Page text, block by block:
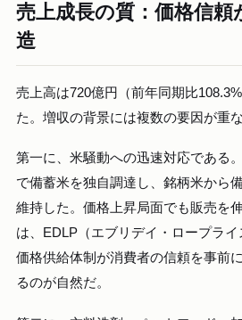
売上成長の質：価格信頼
造
売上高は720億円（前年同期比
た。増収の背景には複数の要因が重
第一に、米騒動への迅速対応である
で備蓄米を独自調達し、銘柄米から
維持した。価格上昇局面でも販売を
は、EDLP（エブリデイ・ロープラ
価格供給体制が消費者の信頼を事前
るのが自然だ。